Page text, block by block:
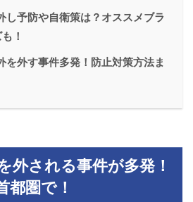
し予防や自衛策は？オススメブラ
！
を外す事件多発！防止対策方法ま
外される事件が多発！
都圏で！